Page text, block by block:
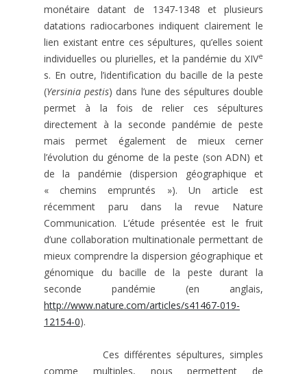
monétaire datant de 1347-1348 et plusieurs
datations radiocarbones indiquent clairement le
lien existant entre ces sépultures, qu’elles soient
individuelles ou plurielles, et la pandémie du XIVe
s. En outre, l’identification du bacille de la peste
(Yersinia pestis) dans l’une des sépultures double
permet à la fois de relier ces sépultures
directement à la seconde pandémie de peste
mais permet également de mieux cerner
l’évolution du génome de la peste (son ADN) et
de la pandémie (dispersion géographique et
« chemins empruntés »). Un article est
récemment paru dans la revue Nature
Communication. L’étude présentée est le fruit
d’une collaboration multinationale permettant de
mieux comprendre la dispersion géographique et
génomique du bacille de la peste durant la
seconde pandémie (en anglais,
http://www.nature.com/articles/s41467-019-
12154-0).
Ces différentes sépultures, simples
comme multiples, nous permettent de